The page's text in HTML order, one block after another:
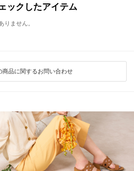
ックしたアイテム
りません。
商品に関するお問い合わせ